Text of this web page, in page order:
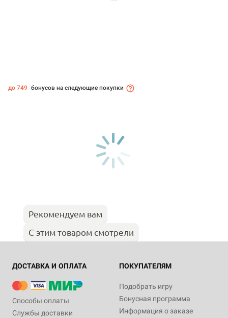
до 749 бонусов на следующие покупки
Рекомендуем вам
С этим товаром смотрели
ДОСТАВКА И ОПЛАТА
Способы оплаты
Службы доставки
ПОКУПАТЕЛЯМ
Подобрать игру
Бонусная программа
Информация о заказе